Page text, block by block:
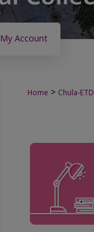
My Account
Home > Chula-ETD